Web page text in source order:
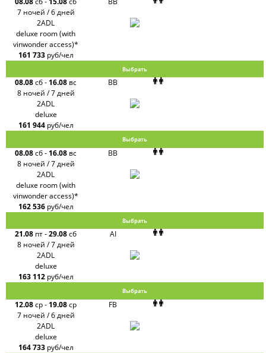
7 ночей / 6 дней
2ADL
deluxe room (with
vinwonder access)*
161 733 руб/чел
Выбрать
08.08сб- 16.08 вс
8 ночей / 7 дней
BB
2ADL
deluxe
161 944 руб/чел
Выбрать
08.08сб- 16.08 вс
8 ночей / 7 дней
BB
2ADL
deluxe room (with
vinwonder access)*
162 536 руб/чел
Выбрать
21.08 пт-29.08сб
8 ночей / 7 дней
AI
2ADL
deluxe
163 112 руб/чел
Выбрать
12.08ср- 19.08ср
7 ночей / 6 дней
FB
2ADL
deluxe
164 733 руб/чел